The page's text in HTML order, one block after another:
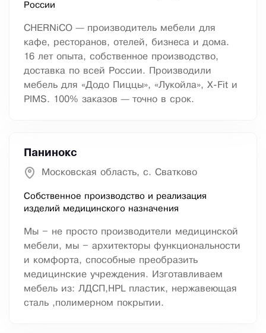
России
CHERNiCO — производитель мебели для
кафе, ресторанов, отелей, бизнеса и дома.
16 лет опыта, собственное производство,
доставка по всей России. Производили
мебель для «Додо Пиццы», «Лукойла», X-Fit и
PIMS. 100% заказов — точно в срок.
Панинокс
Московская область, с. Сватково
Собственное производство и реализация
изделий медицинского назначения
Мы – не просто производители медицинской
мебели, мы – архитекторы функциональности
и комфорта, способные преобразить
медицинские учреждения. Изготавливаем
мебель из: ЛДСП,HPL пластик, нержавеющая
сталь ,полимерном покрытии.